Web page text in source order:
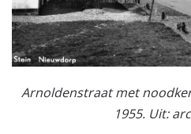
Arnoldenstraat met
1955. Uit: